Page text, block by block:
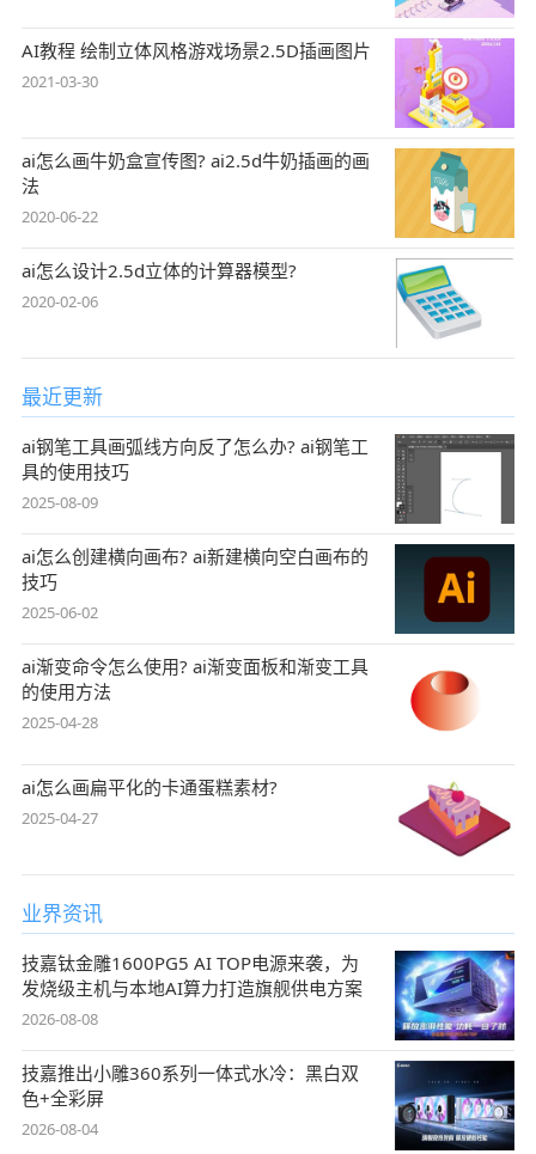
AI教程 绘制立体风格游戏场景2.5D插画图片
2021-03-30
ai怎么画牛奶盒宣传图? ai2.5d牛奶插画的画
法
2020-06-22
ai怎么设计2.5d立体的计算器模型?
2020-02-06
最近更新
ai钢笔工具画弧线方向反了怎么办? ai钢笔工
具的使用技巧
2025-08-09
ai怎么创建横向画布? ai新建横向空白画布的
技巧
2025-06-02
ai渐变命令怎么使用? ai渐变面板和渐变工具
的使用方法
2025-04-28
ai怎么画扁平化的卡通蛋糕素材?
2025-04-27
业界资讯
技嘉钛金雕1600PG5 AI TOP电源来袭，为
发烧级主机与本地AI算力打造旗舰供电方案
2026-08-08
技嘉推出小雕360系列一体式水冷：黑白双
色+全彩屏
2026-08-04